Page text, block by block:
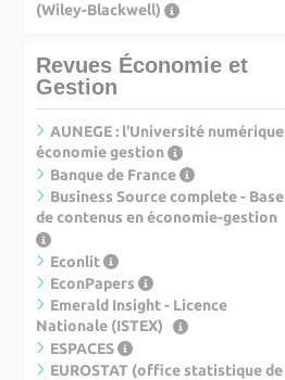
(Wiley-Blackwell)
Revues Économie et
Gestion
AUNEGE : l'Université numérique
économie gestion
Banque de France
Business Source complete - Base
de contenus en économie-gestion
Econlit
EconPapers
Emerald Insight - Licence
Nationale (ISTEX)
ESPACES
EUROSTAT (office statistique de